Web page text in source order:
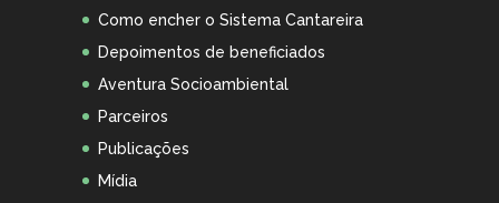
Como encher o Sistema Cantareira
Depoimentos de beneficiados
Aventura Socioambiental
Parceiros
Publicações
Mídia